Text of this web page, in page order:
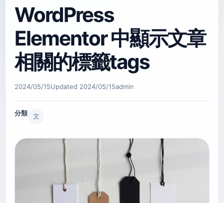
WordPress
Elementor 中顯示文章
相關的標籤tags
2024/05/15Updated 2024/05/15admin
分類 文